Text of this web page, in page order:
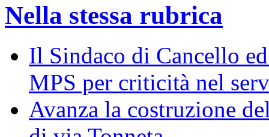
Nella stessa rubrica
Il Sindaco di Cancello
MPS per criticità nel
Avanza la costruzione